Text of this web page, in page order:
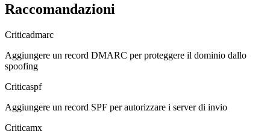
Raccomandazioni
Criticadmarc
Aggiungere un record DMARC per proteggere il dominio dallo
spoofing
Criticaspf
Aggiungere un record SPF per autorizzare i server di invio
Criticamx